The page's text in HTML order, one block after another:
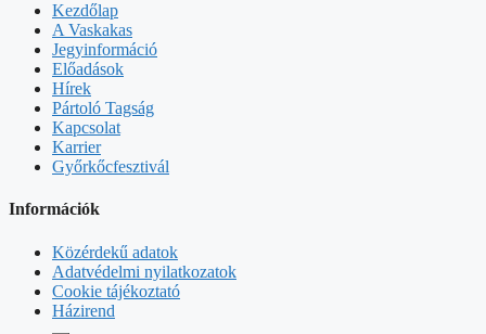
Kezdőlap
A Vaskakas
Jegyinformáció
Előadások
Hírek
Pártoló Tagság
Kapcsolat
Karrier
Győrkőcfesztivál
Információk
Közérdekű adatok
Adatvédelmi nyilatkozatok
Cookie tájékoztató
Házirend